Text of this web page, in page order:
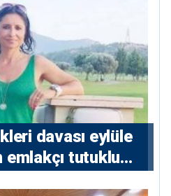
davası eylüle
tutuklu